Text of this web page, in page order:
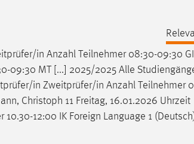
in Anzahl Teilnehmer 08:30-09:30 GI
09:30 MT [...] 2025/2025 Alle
in Zweitprüfer/in Anzahl Teilnehmer
Christoph 11 Freitag, 16.01.2026 Uhrzeit
12:00 IK Foreign Language 1